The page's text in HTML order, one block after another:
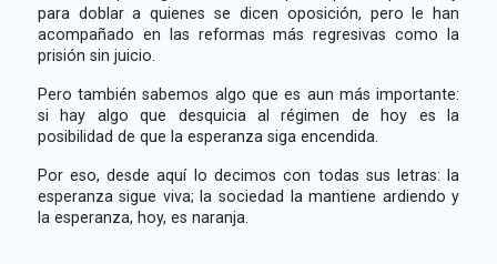
para doblar a quienes se dicen oposición, pero le han
acompañado en las reformas más regresivas como la
prisión sin juicio.
Pero también sabemos algo que es aun más importante:
si hay algo que desquicia al régimen de hoy es la
posibilidad de que la esperanza siga encendida.
Por eso, desde aquí lo decimos con todas sus letras: la
esperanza sigue viva; la sociedad la mantiene ardiendo y
la esperanza, hoy, es naranja.